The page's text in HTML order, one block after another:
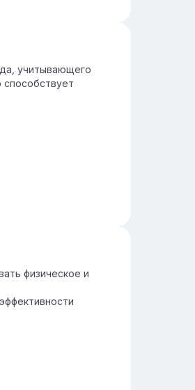
учитывающего
способствует
физическое и